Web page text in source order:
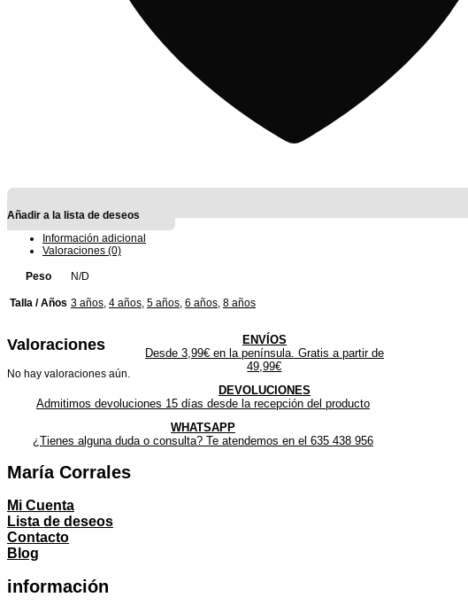
Añadir a la lista de deseos
Información adicional
Valoraciones (0)
Peso N/D
Talla / Años 3 años 4 años 5 años 6 años 8 años
Valoraciones
No hay valoraciones aún.
ENVÍOS
Desde 3,99€ en la península. Gratis a partir de
49,99€
DEVOLUCIONES
Admitimos devoluciones 15 días desde la recepción del producto
WHATSAPP
¿Tienes alguna duda o consulta? Te atendemos en el 635 438 956
María Corrales
Mi Cuenta
Lista de deseos
Contacto
Blog
información